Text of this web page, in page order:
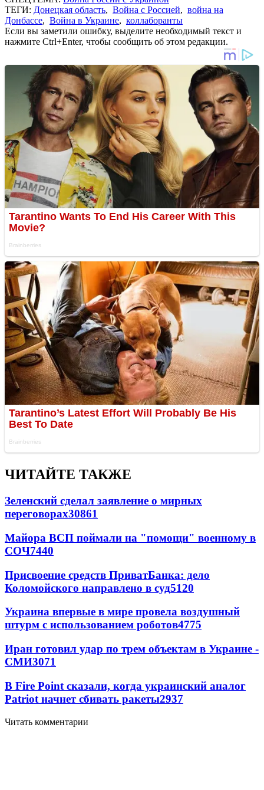
ТЕГИ: Донецкая область, Война с Россией, война на
Донбассе, Война в Украине, коллаборанты
Если вы заметили ошибку, выделите необходимый текст и
нажмите Ctrl+Enter, чтобы сообщить об этом редакции.
ЧИТАЙТЕ ТАКЖЕ
Зеленский сделал заявление о мирных
переговорах30861
Майора ВСП поймали на "помощи" военному в
СОЧ7440
Присвоение средств ПриватБанка: дело
Коломойского направлено в суд5120
Украина впервые в мире провела воздушный
штурм с использованием роботов4775
Иран готовил удар по трем объектам в Украине -
СМИ3071
В Fire Point сказали, когда украинский аналог
Patriot начнет сбивать ракеты2937
Читать комментарии